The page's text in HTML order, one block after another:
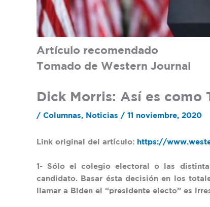
Artículo recomendado
Tomado de Western Journal
Dick Morris: Así es como
/ Columnas Noticias / 11 noviembre, 2020
Link original del artículo: https://
1- Sólo el colegio electoral o las
candidato. Basar ésta decisión en los
llamar a Biden el “presidente electo” es